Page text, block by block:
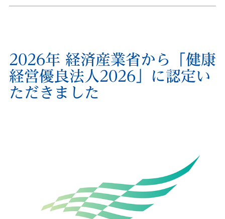
2026年 経済産業省から「健康
経営優良法人2026」に認定い
ただきました